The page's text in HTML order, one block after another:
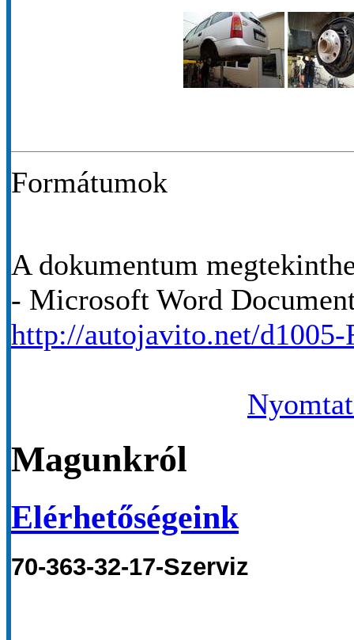
Formátumok
A dokumentum
- Microsoft Word
http://autojavito.net/d1005-
Magunkról
Elérhetőségeink
70-363-32-17-Szerviz